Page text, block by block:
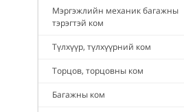
Мэргэжлийн механик багажны
тэрэгтэй ком
Түлхүүр, түлхүүрний ком
Торцов, торцовны ком
Багажны ком